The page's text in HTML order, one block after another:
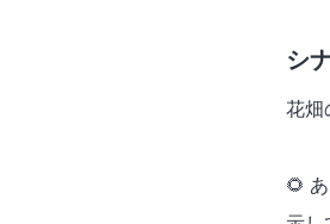
シ
花畑
🌻